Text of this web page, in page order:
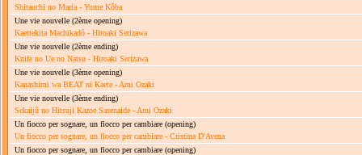
Shitauchi no Maria - Yume Kôba
Une vie nouvelle (2ème opening)
Kaettekita Machikadô - Hiroaki Serizawa
Une vie nouvelle (2ème ending)
Knife no Ue no Natsu - Hiroaki Serizawa
Une vie nouvelle (3ème opening)
Kanashimi wa BEAT ni Kaete - Ami Ozaki
Une vie nouvelle (3ème ending)
Sekaijû no Hitsuji Kazoe Sasenaide - Ami Ozaki
Un fiocco per sognare, un fiocco per cambiare (opening)
Un fiocco per sognare, un fiocco per cambiare - Cristina D'Avena
Un fiocco per sognare, un fiocco per cambiare (opening)